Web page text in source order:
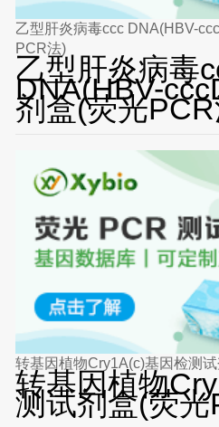
乙型肝炎病毒ccc DNA(HBV-
PCR法)
乙型肝炎病毒
DNA(HBV-
剂盒(荧光
转基因植物Cry1A(c)基因检测
转基因植物
测试剂盒(荧